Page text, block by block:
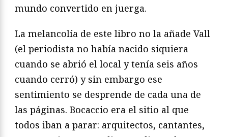
mundo convertido en juerga.
La melancolía de este libro no la añade Vall
(el periodista no había nacido siquiera
cuando se abrió el local y tenía seis años
cuando cerró) y sin embargo ese
sentimiento se desprende de cada una de
las páginas. Bocaccio era el sitio al que
todos iban a parar: arquitectos, cantantes,